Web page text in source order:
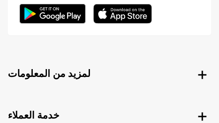
لمزيد من المعلومات
خدمة العملاء